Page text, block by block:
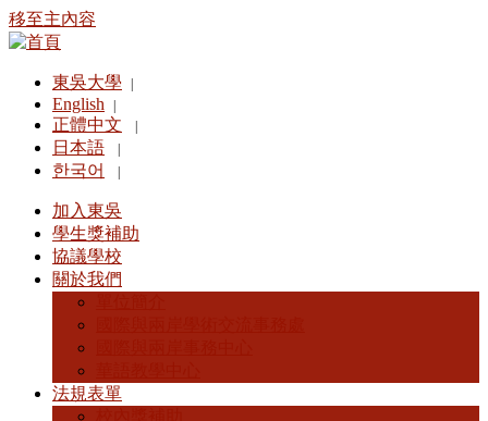
移至主內容
東吳大學
English
正體中文
日本語
한국어
加入東吳
學生獎補助
協議學校
關於我們
法規表單